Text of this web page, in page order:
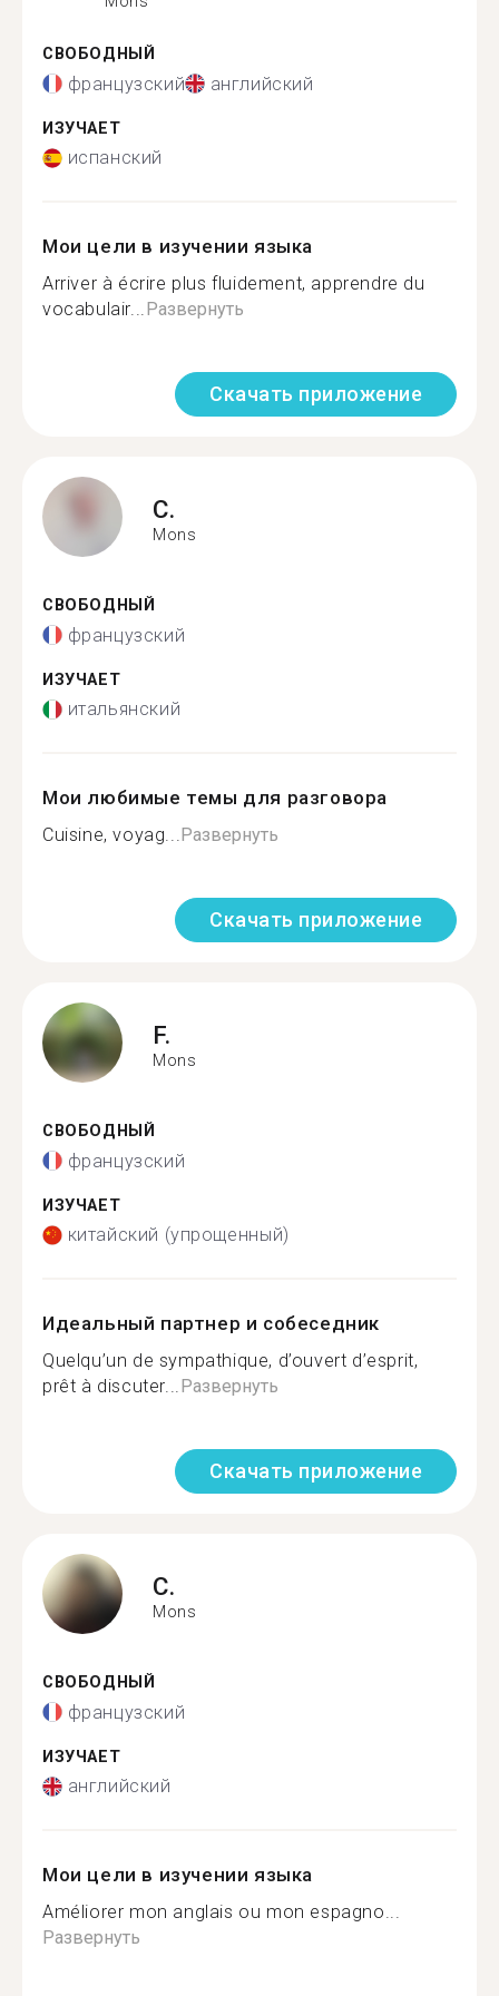
СВОБОДНЫЙ
французский английский
ИЗУЧАЕТ
испанский
Мои цели в изучении языка
Arriver à écrire plus fluidement, apprendre du
vocabulair...Развернуть
Скачать приложение
C.
Mons
СВОБОДНЫЙ
французский
ИЗУЧАЕТ
итальянский
Мои любимые темы для разговора
Cuisine, voyag...Развернуть
Скачать приложение
F.
Mons
СВОБОДНЫЙ
французский
ИЗУЧАЕТ
китайский (упрощенный)
Идеальный партнер и собеседник
Quelqu’un de sympathique, d’ouvert d’esprit,
prêt à discuter...Развернуть
Скачать приложение
C.
Mons
СВОБОДНЫЙ
французский
ИЗУЧАЕТ
английский
Мои цели в изучении языка
Améliorer mon anglais ou mon espagno...
Развернуть